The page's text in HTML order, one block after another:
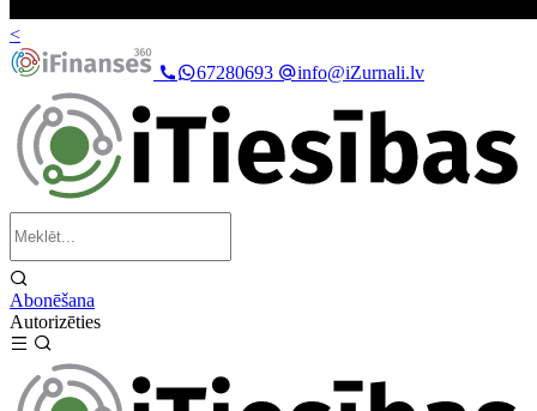
<
67280693
info@iZurnali.lv
Abonēšana
Autorizēties